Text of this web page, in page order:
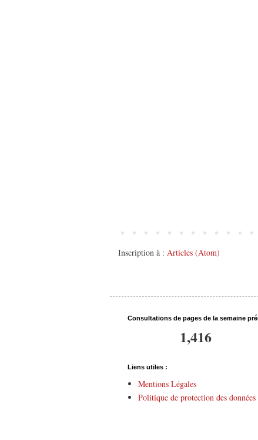
Inscription à : Articles (Atom)
Consultations de pages de la semaine
1,416
Liens utiles :
Mentions Légales
Politique de protection des données